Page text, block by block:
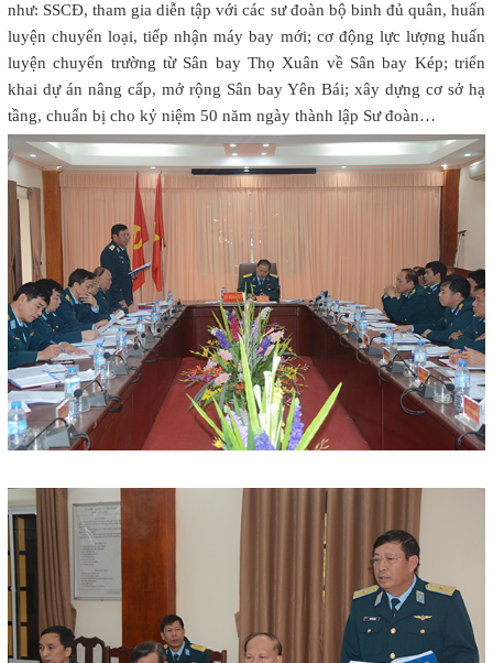
như: SSCĐ, tham gia diễn tập với các sư đoàn bộ binh đủ quân, huấn
luyện chuyển loại, tiếp nhận máy bay mới; cơ động lực lượng huấn
luyện chuyển trường từ Sân bay Thọ Xuân về Sân bay Kép; triển
khai dự án nâng cấp, mở rộng Sân bay Yên Bái; xây dựng cơ sở hạ
tầng, chuẩn bị cho kỷ niệm 50 năm ngày thành lập Sư đoàn…